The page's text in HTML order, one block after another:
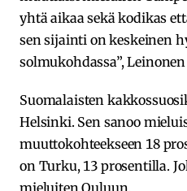
yhtä aikaa sekä kodikas
sen sijainti on keskeinen
solmukohdassa”,
Suomalaisten
Helsinki. Sen sanoo
muuttokohteekseen 18
on Turku, 13 prosentilla.
mieluiten Ouluun.